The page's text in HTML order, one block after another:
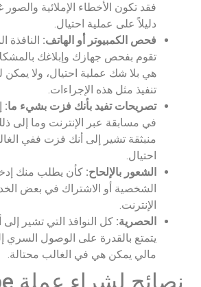
فقد تكون الأخطاء الإملائية والصور
دليلاً على عملية احتيال.
فحص الكمبيوتر أو الهاتف: النافذة
تقوم بفحص جهازك وإبلاغك
هي بلا شك عملية احتيال، ولا
تنفيذ مثل هذه الإجراءات.
تصريحات تفيد بأنك فزت بشيء ما:
في مسابقة عبر الإنترنت وما إلى
منبثقة تشير إلى أنك فزت ففي
احتيال.
الشعور بالإلحاح: كأن يطلب منك
الشخصية أو الاشتراك في بعض
الإنترنت.
الحصرية: كل النوافذ التي تشير
يتمتع بالقدرة على الوصول
مالي يمكن هي في الغالب محتالة.